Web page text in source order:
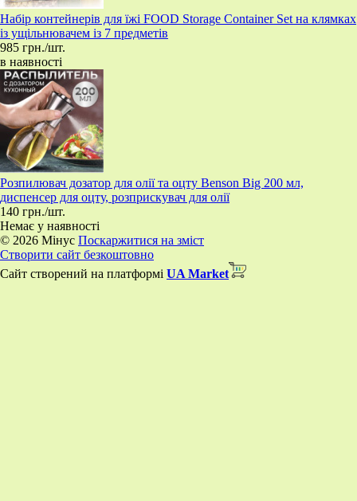
Набір контейнерів для їжі FOOD Storage Container Set на клямках
із ущільнювачем із 7 предметів
985 грн./шт.
в наявності
Розпилювач дозатор для олії та оцту Benson Big 200 мл,
диспенсер для оцту, розприскувач для олії
140 грн./шт.
Немає у наявності
© 2026 Мінус Поскаржитися на зміст
Створити сайт безкоштовно
Сайт створений на платформі UA Market